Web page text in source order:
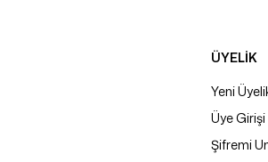
ÜYELİK
Yeni
Üye Girişi
Şifremi